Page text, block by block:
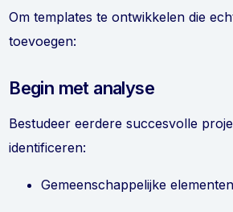
Om templates te ontwikkelen die
toevoegen:
Begin met analyse
Bestudeer eerdere succesvolle
identificeren:
Gemeenschappelijke elementen